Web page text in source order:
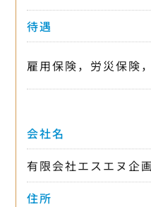
待遇
雇用保険，労災保険
会社名
有限会社エスエヌ企
住所